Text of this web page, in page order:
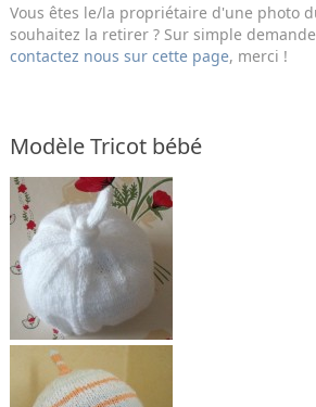
Vous êtes le/la propriétaire d'une photo
souhaitez la retirer ? Sur simple
contactez nous sur cette page, merci !
Modèle Tricot bébé